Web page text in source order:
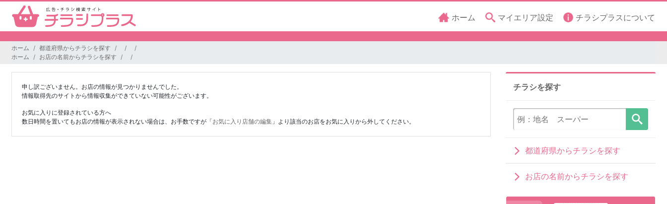
ホーム マイエリア設定 チラシプラスについて
ホーム
都道府県からチラシを探す
ホーム
お店の名前からチラシを探す
申し訳ございません。お店の情報が見つかりませんでした。
情報取得先のサイトから情報収集ができていない可能性がございます。
お気に入りに登録されている方へ
数日時間を置いてもお店の情報が表示されない場合は、お手数ですが「お気に入り店舗の編集 」より該当のお店をお気に入りから外してください。
チラシを探す
都道府県からチラシを探す
お店の名前からチラシを探す